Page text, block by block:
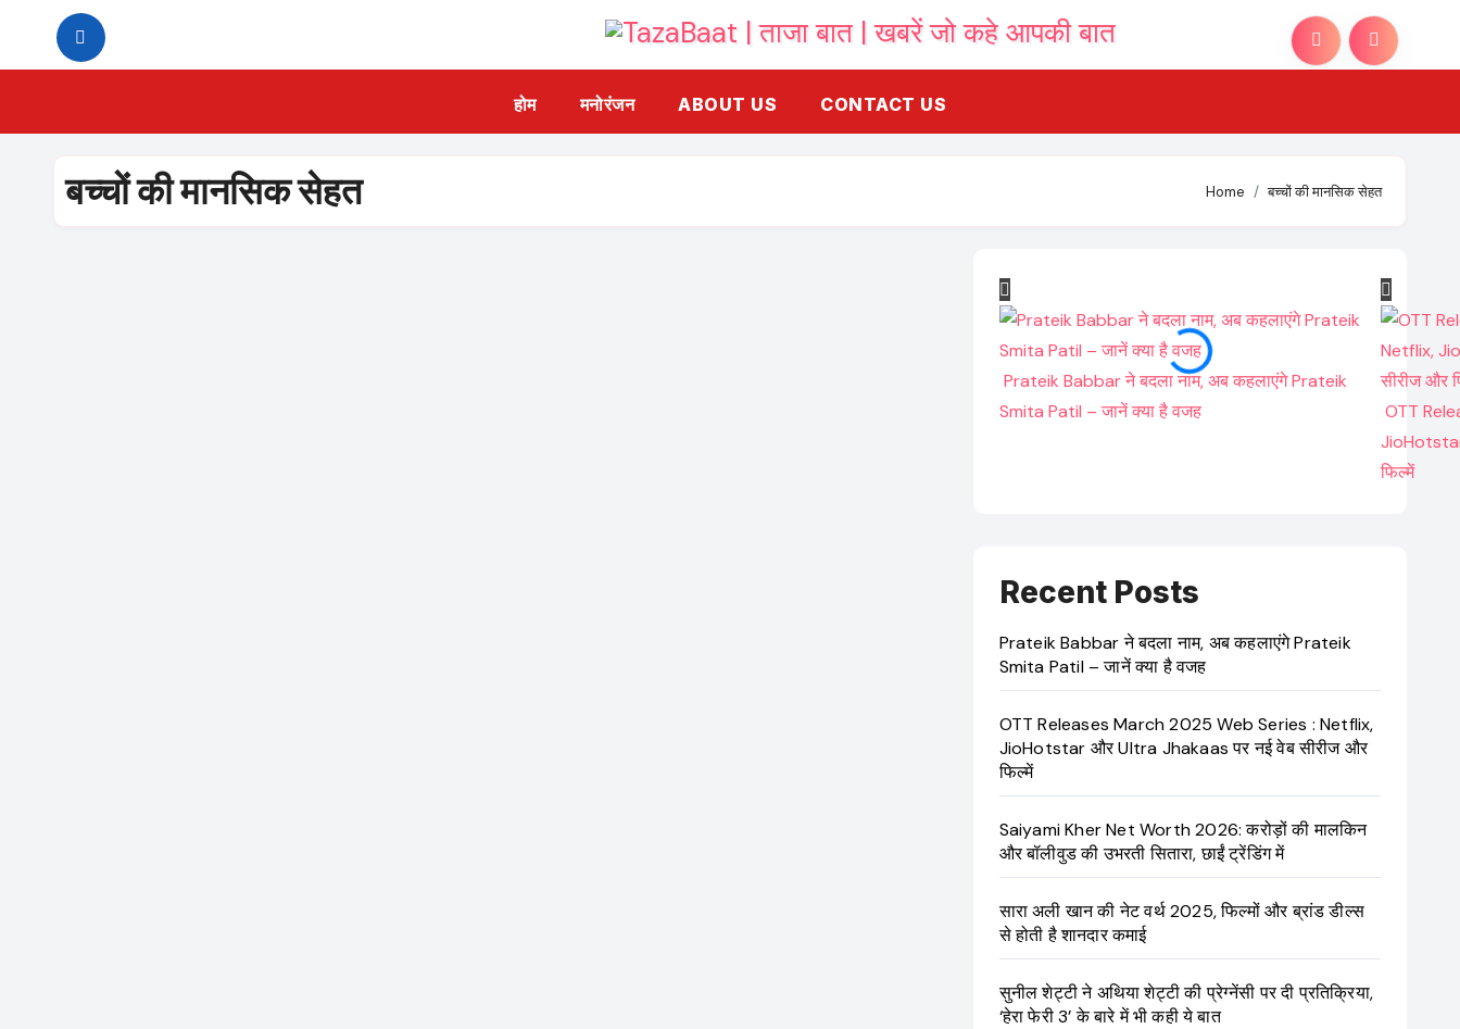
content
होम मनोरंजन ABOUT US CONTACT US
बच्चों की मानसिक सेहत Home बच्चों की मानसिक सेहत
Prateik Babbar ने बदला नाम, अब कहलाएंगे Prateik
Smita Patil – जानें क्या है वजह
OTT
फिल्में
Recent Posts
Prateik Babbar ने बदला नाम, अब कहलाएंगे Prateik
Smita Patil – जानें क्या है वजह
OTT Releases March 2025 Web Series : Netflix,
JioHotstar और Ultra Jhakaas पर नई वेब सीरीज और
फिल्में
Saiyami Kher Net Worth 2026: करोड़ों की मालकिन
और बॉलीवुड की उभरती सितारा, छाईं ट्रेंडिंग में
सारा अली खान की नेट वर्थ 2025, फिल्मों और ब्रांड डील्स
से होती है शानदार कमाई
सुनील शेट्टी ने अथिया शेट्टी की प्रेग्नेंसी पर दी प्रतिक्रिया,
‘हेरा फेरी 3’ के बारे में भी कही ये बात